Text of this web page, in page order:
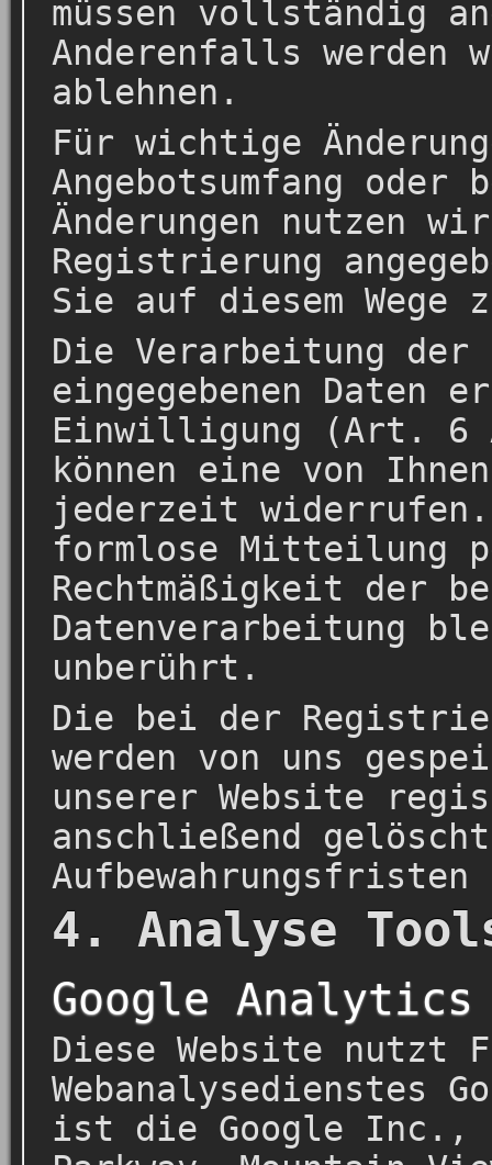
müssen vollständig
Anderenfalls werden
ablehnen.
Für wichtige
Angebotsumfang oder
Änderungen nutzen
Registrierung
Sie auf diesem Wege
Die Verarbeitung
eingegebenen Daten
Einwilligung (Art. 6
können eine von
jederzeit
formlose Mitteilung
Rechtmäßigkeit der
Datenverarbeitung
unberührt.
Die bei der
werden von uns
unserer Website
anschließend
4. Analyse
Google Analytics
Diese Website nutzt
Webanalysedienstes
ist die Google Inc.,